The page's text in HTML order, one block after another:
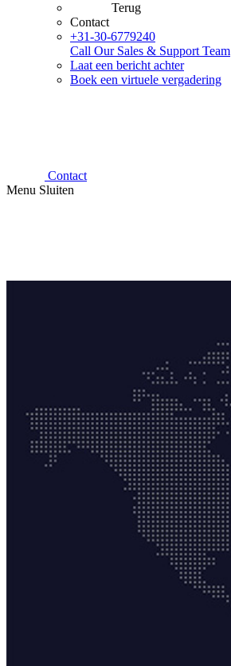
Terug
Contact
+31-30-6779240
Call Our Sales & Support Team
Laat een bericht achter
Boek een virtuele vergadering
Contact
Menu Sluiten